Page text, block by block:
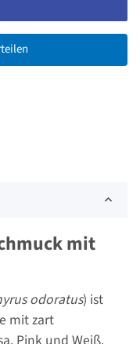
mit
odoratus) ist
mit zart